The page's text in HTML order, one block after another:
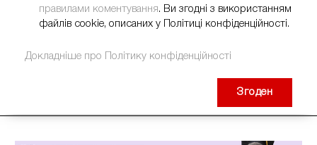
правилами коментування. Ви згодні з використанням
файлів cookie, описаних у Політиці конфіденційності.
Докладніше про Політику конфіденційності
Згоден